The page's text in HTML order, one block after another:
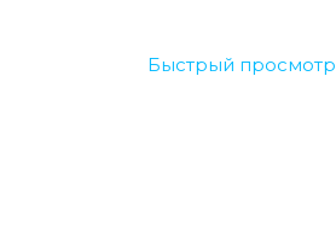
Быстрый просмотр